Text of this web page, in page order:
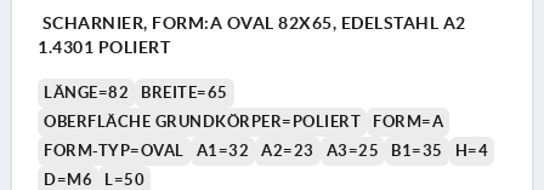
SCHARNIER, FORM:A OVAL 82X65, EDELSTAHL A2
1.4301 POLIERT
LÄNGE=82
BREITE=65
OBERFLÄCHE GRUNDKÖRPER=POLIERT
FORM=A
FORM-TYP=OVAL
A1=32 A2=23 A3=25 B1=35
H=4
D=M6
L=50